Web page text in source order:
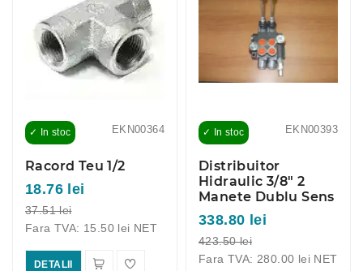
EKN00364
✓ In stoc
Racord Teu 1/2
18.76 lei
37.51 lei
Fara TVA: 15.50 lei NET
DETALII
EKN00393
✓ In stoc
Distribuitor
Hidraulic 3/8" 2
Manete Dublu Sens
338.80 lei
423.50 lei
Fara TVA: 280.00 lei NET